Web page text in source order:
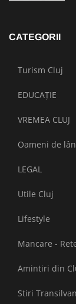
CATEGORII
Turism Cluj
EDUCAȚIE
VREMEA CLUJ
Oameni de
LEGAL
Utile Cluj
Lifestyle
Mancare -
Amintiri din
Stiri